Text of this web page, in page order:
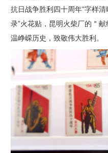
抗日战争胜利四十周年”字样
录”火花贴，昆明火柴厂的＂
温峥嵘历史，致敬伟大胜利。